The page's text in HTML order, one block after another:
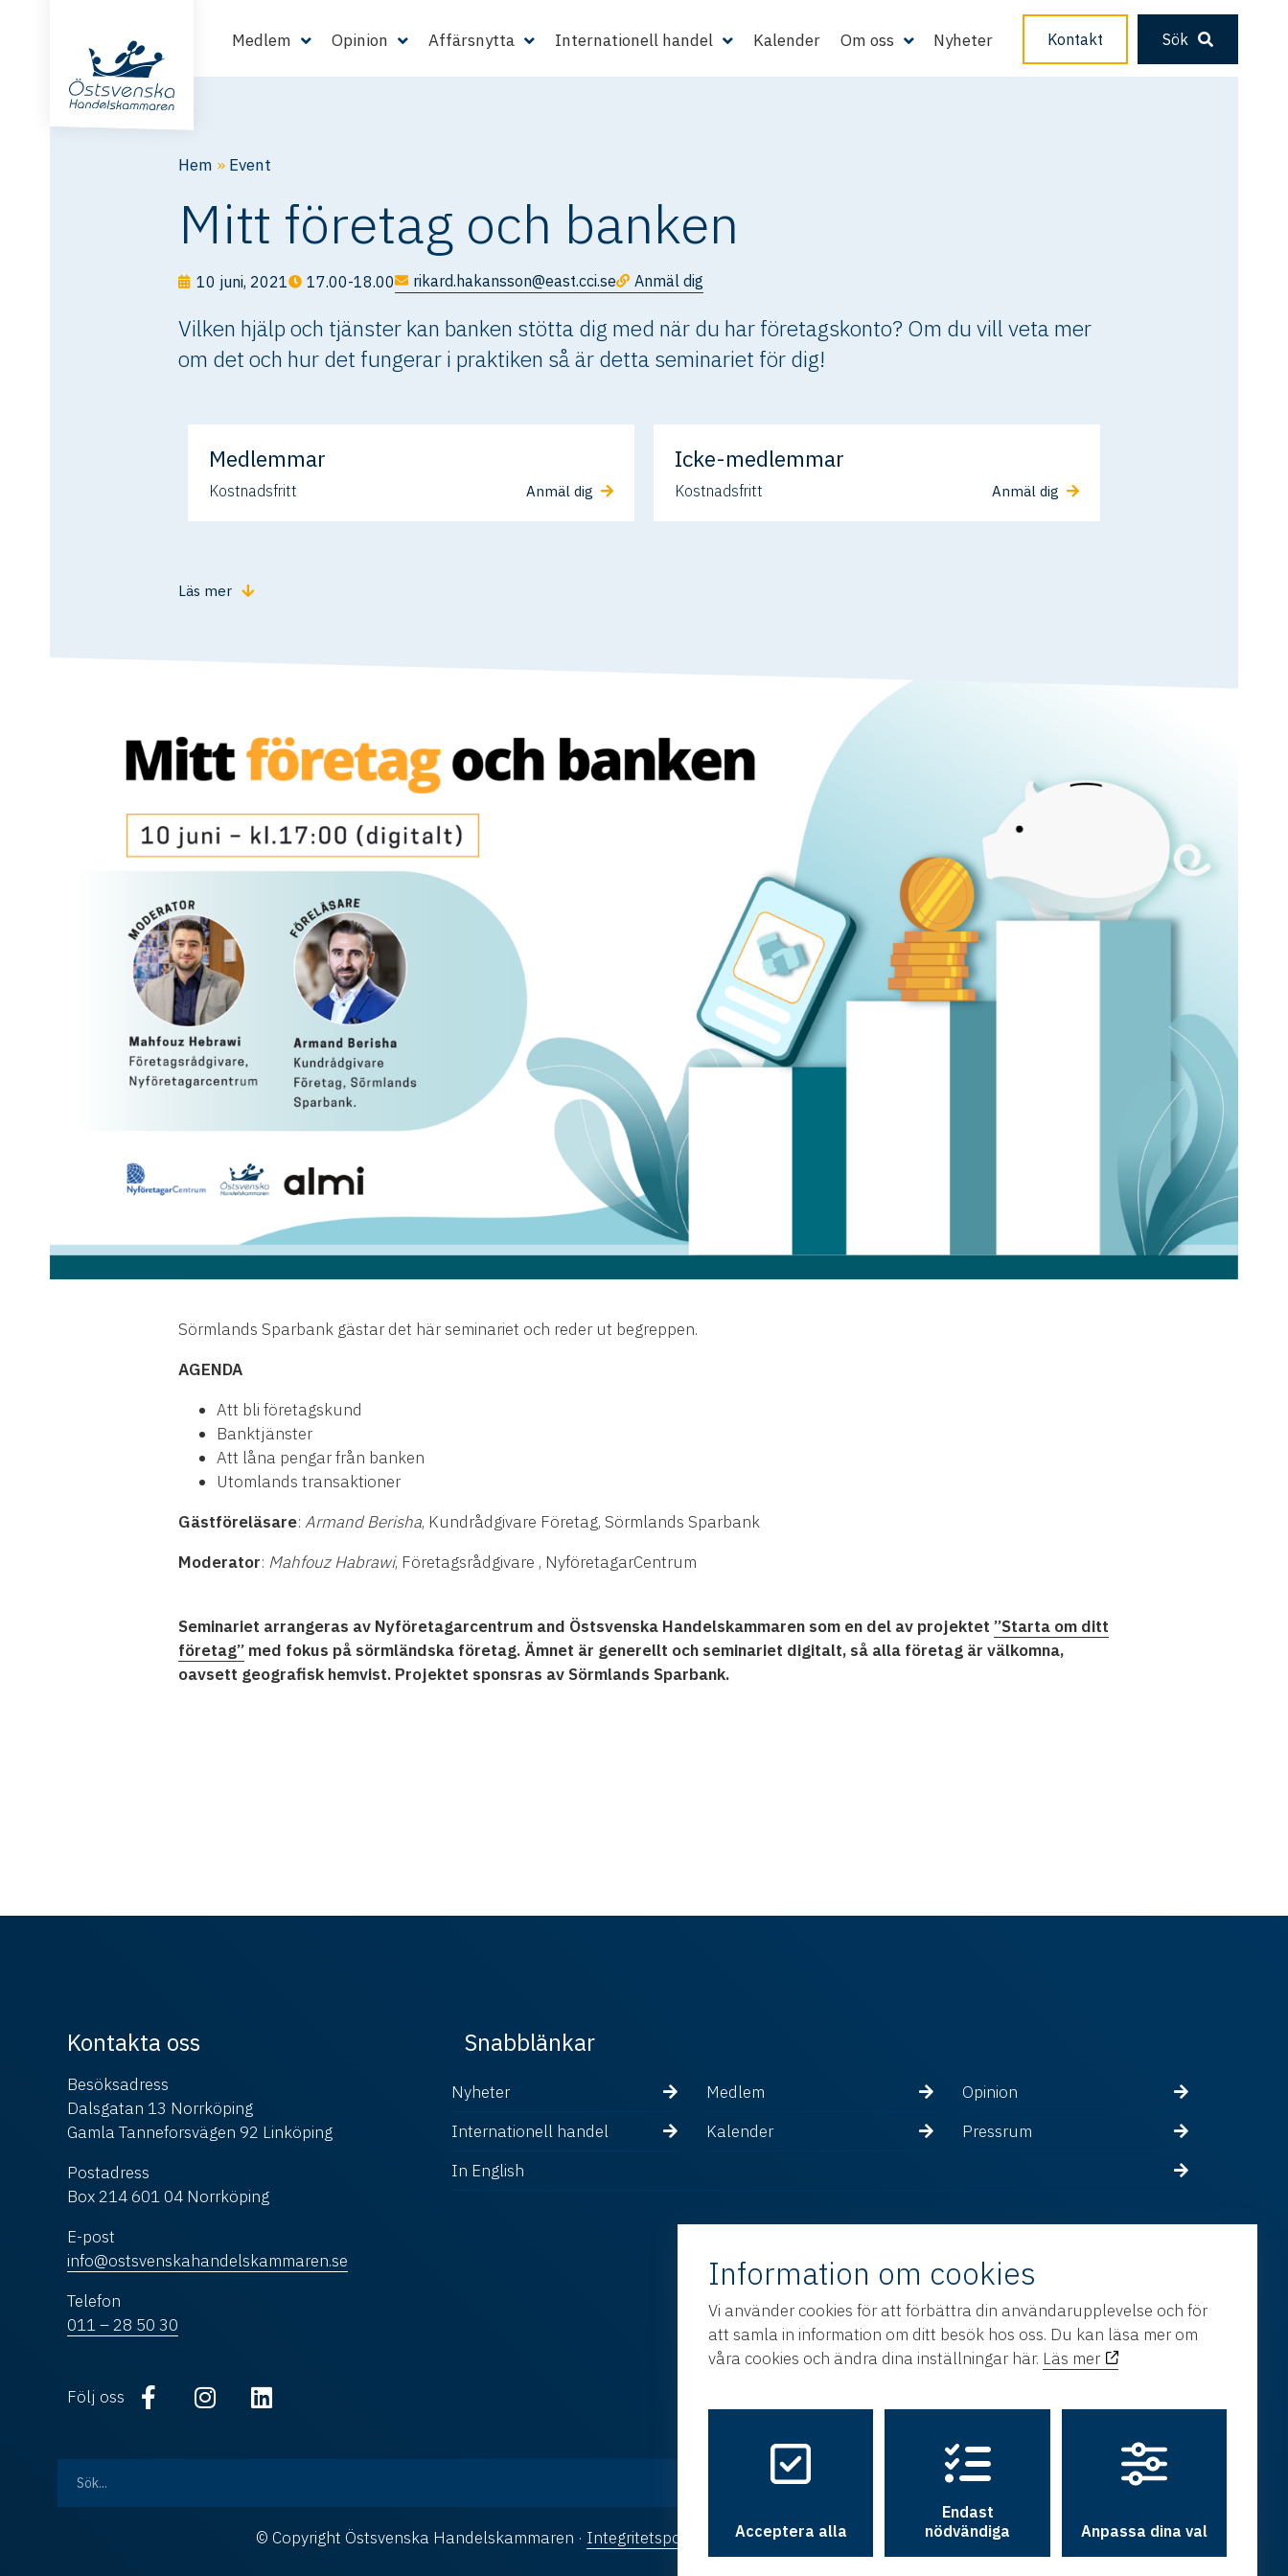
Medlem Opinion Affärsnytta Internationell handel Kalender Om oss Nyheter Kontakt Sök
Hem » Event
Mitt företag och banken
10 juni, 2021 17.00-18.00 rikard.hakansson@east.cci.se Anmäl dig
Vilken hjälp och tjänster kan banken stötta dig med när du har företagskonto? Om du vill veta mer
om det och hur det fungerar i praktiken så är detta seminariet för dig!
Medlemmar
Kostnadsfritt Anmäl dig
Icke-medlemmar
Kostnadsfritt Anmäl dig
Läs mer
Sörmlands Sparbank gästar det här seminariet och reder ut begreppen.
AGENDA
Att bli företagskund
Banktjänster
Att låna pengar från banken
Utomlands transaktioner
Gästföreläsare: Armand Berisha, Kundrådgivare Företag, Sörmlands Sparbank
Moderator: Mahfouz Habrawi, Företagsrådgivare , NyföretagarCentrum
Seminariet arrangeras av Nyföretagarcentrum and Östsvenska Handelskammaren som en del av projektet ”Starta om ditt
företag” med fokus på sörmländska företag. Ämnet är generellt och seminariet digitalt, så alla företag är välkomna,
oavsett geografisk hemvist. Projektet sponsras av Sörmlands Sparbank.
Kontakta oss
Besöksadress
Dalsgatan 13 Norrköping
Gamla Tanneforsvägen 92 Linköping
Postadress
Box 214 601 04 Norrköping
E-post
info@ostsvenskahandelskammaren.se
Telefon
011 – 28 50 30
Följ oss
Snabblänkar
Nyheter Medlem
Opinion
Internationell handel
Kalender
Pressrum
In English
© Copyright Östsvenska Handelskammaren · Integritetspolicy Cookies· Design och utveckling avHamrén
Information om cookies
Vi använder cookies för att förbättra din användarupplevelse och för
att samla in information om ditt besök hos oss. Du kan läsa mer om
våra cookies och ändra dina inställningar här. Läs mer
Acceptera alla
Endast
nödvändiga
Anpassa dina val